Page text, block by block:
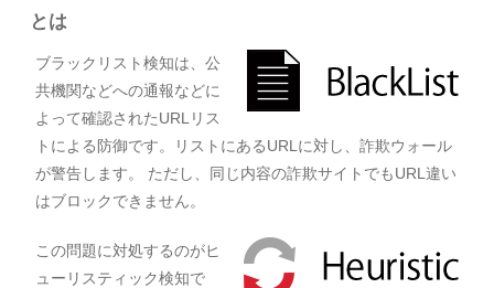
とは
ブラックリスト検知は、公
共機関などへの通報などに
よって確認されたURLリス
トによる防御です。リストにあるURLに対し、詐欺ウォール
が警告します。 ただし、同じ内容の詐欺サイトでもURL違い
はブロックできません。
この問題に対処するのがヒ
ューリスティック検知で